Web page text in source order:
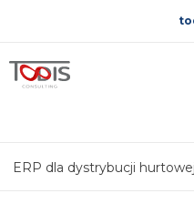
ERP dla dystrybucji hurtowej